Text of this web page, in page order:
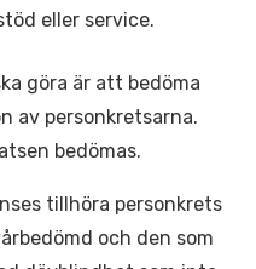
eller service.
göra är att bedöma
av personkretsarna.
bedömas.
tillhöra personkrets
och den som